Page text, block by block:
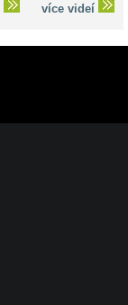
více videí